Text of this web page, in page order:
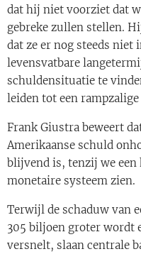
dat hij niet voorziet dat
gebreke zullen stellen.
dat ze er nog steeds niet
levensvatbare
schuldensituatie te
leiden tot een
Frank Giustra beweert
Amerikaanse schuld
blijvend is, tenzij we
monetaire systeem zien.
Terwijl de schaduw van
305 biljoen groter wordt
versnelt, slaan centrale